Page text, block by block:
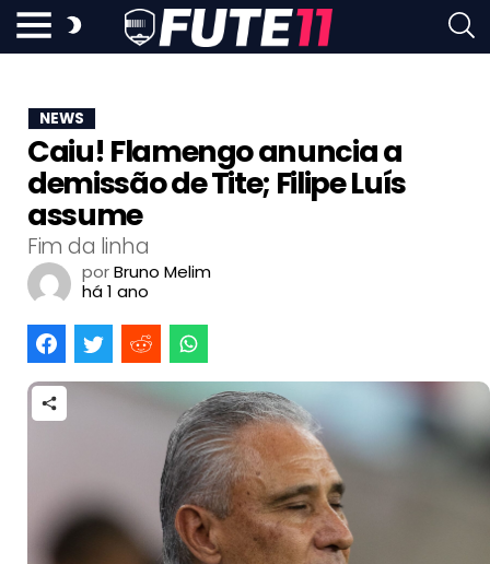
NEWS
Caiu! Flamengo anuncia a
demissão de Tite; Filipe Luís
assume
Fim da linha
porBruno Melim
há 1 ano